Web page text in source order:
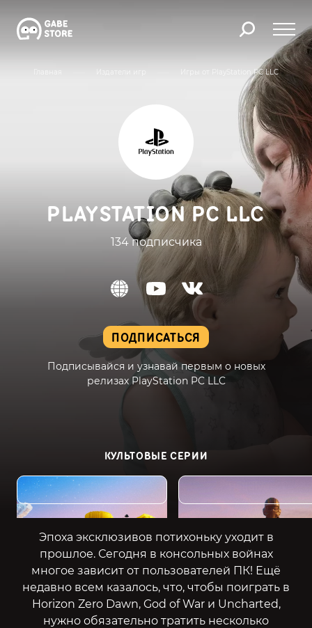
Главная Издатели игр Игры от PlayStation PC LLC
ПОДПИСАТЬСЯ
Подписывайся и узнавай первым о новых
релизах PlayStation PC LLC
PLAYSTATION PC LLC
134 подписчика
КУЛЬТОВЫЕ СЕРИИ
LEGO
Эпоха эксклюзивов потихоньку уходит в
прошлое. Сегодня в консольных войнах
многое зависит от пользователей ПК! Ещё
недавно всем казалось, что, чтобы поиграть в
Horizon Zero Dawn, God of War и Uncharted,
нужно обязательно тратить несколько